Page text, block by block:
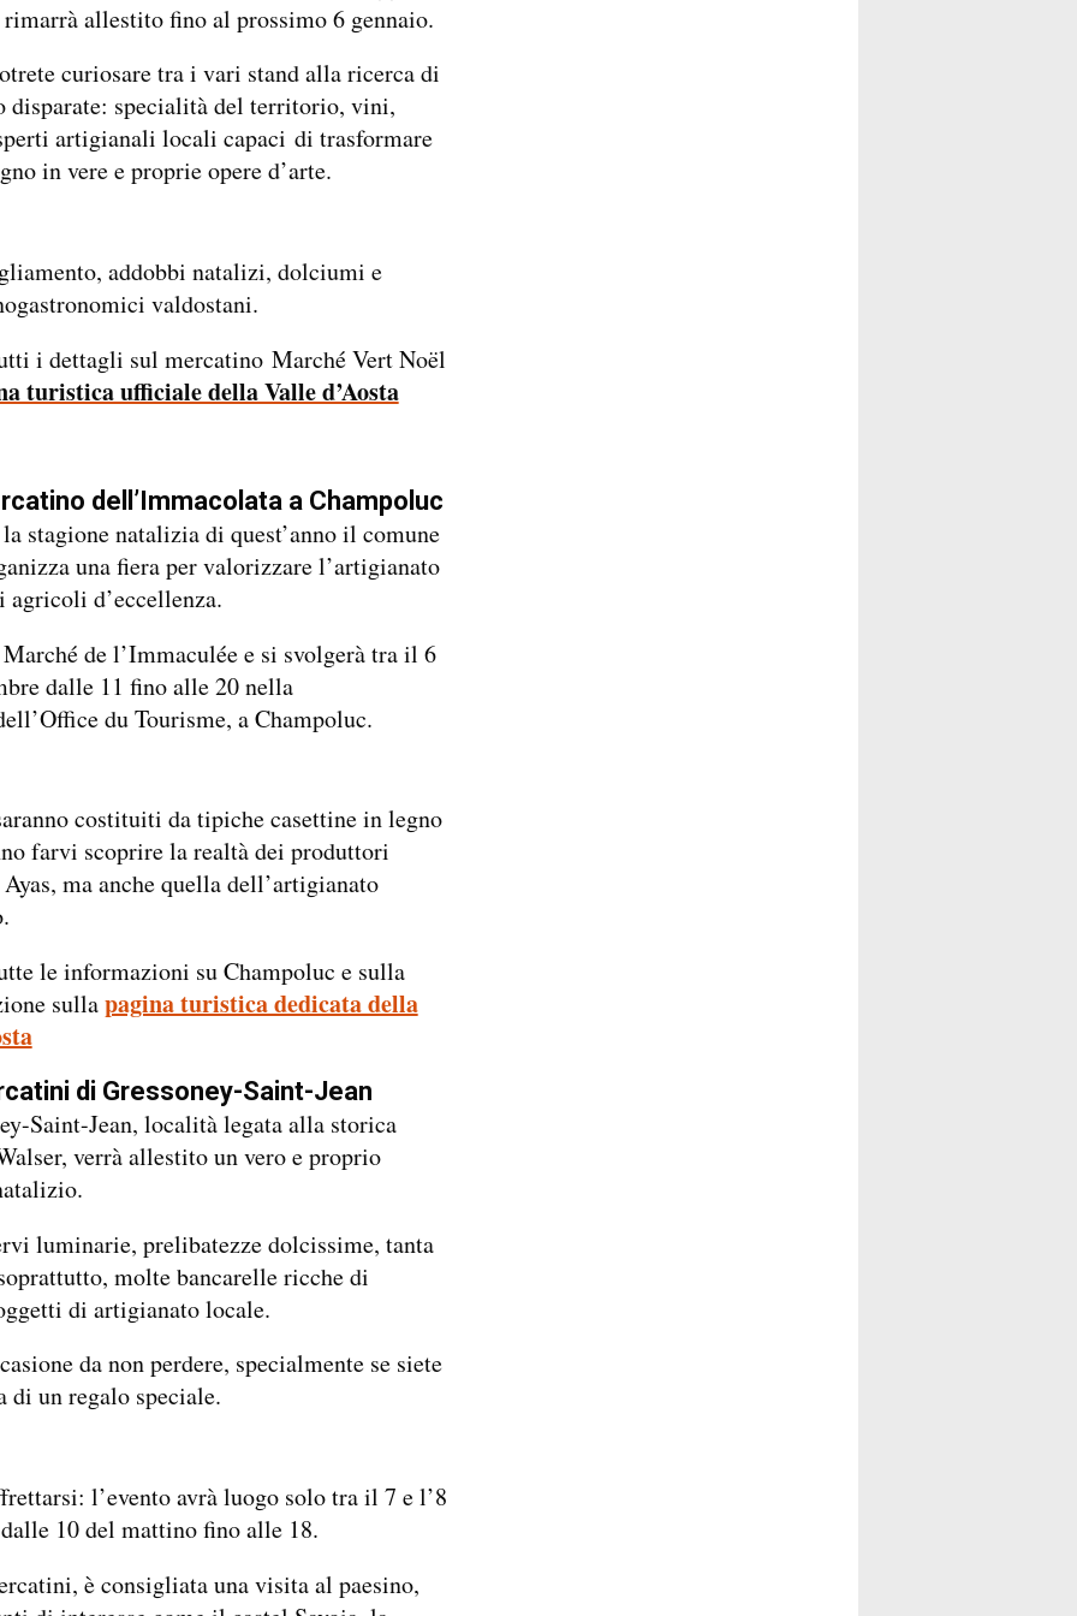
allestito fino al prossimo 6 gennaio.
curiosare tra i vari stand alla ricerca di
disparate: specialità del territorio, vini,
artigianali locali capaci di trasformare
in vere e proprie opere d’arte.
addobbi natalizi, dolciumi e
valdostani.
i dettagli sul mercatino Marché Vert Noël
turistica ufficiale della Valle d’Aosta
dell’Immacolata a Champoluc
stagione natalizia di quest’anno il comune
una fiera per valorizzare l’artigianato
d’eccellenza.
de l’Immaculée e si svolgerà tra il 6
dalle 11 fino alle 20 nella
du Tourisme, a Champoluc.
costituiti da tipiche casettine in legno
farvi scoprire la realtà dei produttori
ma anche quella dell’artigianato
le informazioni su Champoluc e sulla
sullapagina turistica dedicata della
di Gressoney-Saint-Jean
Saint-Jean, località legata alla storica
verrà allestito un vero e proprio
luminarie, prelibatezze dolcissime, tanta
molte bancarelle ricche di
di artigianato locale.
da non perdere, specialmente se siete
di un regalo speciale.
l’evento avrà luogo solo tra il 7 e l’8
10 del mattino fino alle 18.
è consigliata una visita al paesino,